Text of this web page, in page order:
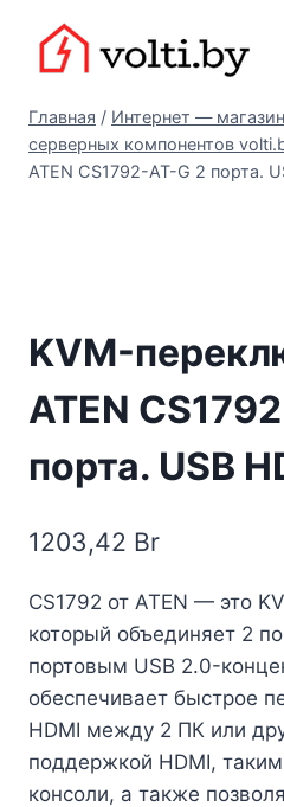
содержимому
Главная / Интернет —
серверных компонентов
ATEN CS1792-AT-G 2 порта.
KVM-
ATEN
порта. USB
1203,42 Br
CS1792 от ATEN — это
который объединяет 2
портовым USB 2.0-
обеспечивает быстрое
HDMI между 2 ПК или
поддержкой HDMI,
консоли, а также